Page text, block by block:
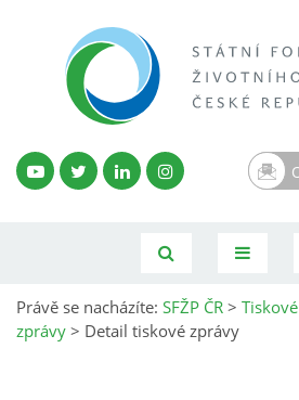
Právě se nacházíte: SFŽP ČR >
zprávy > Detail tiskové zprávy